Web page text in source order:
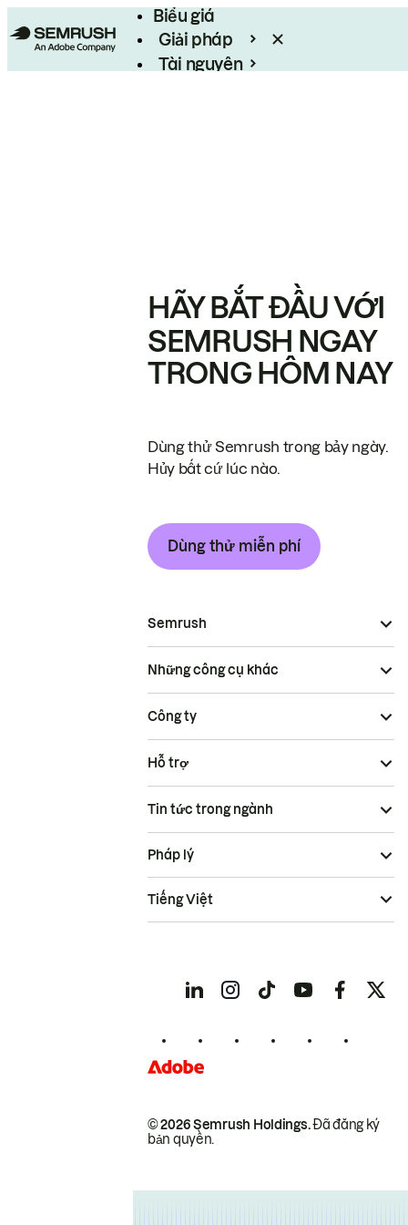
Biểu giá
Giải pháp
Tài nguyên
HÃY BẮT ĐẦU VỚI
SEMRUSH NGAY
TRONG HÔM NAY
Dùng thử Semrush trong bảy ngày.
Hủy bất cứ lúc nào.
Dùng thử miễn phí
Semrush
Những công cụ khác
Công ty
Hỗ trợ
Tin tức trong ngành
© 2026 Semrush Holdings.Đã đăng ký
bản quyền.
Pháp lý
Tiếng Việt